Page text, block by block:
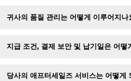
귀사의 품질 관리는 어떻게 이루어지나
지급 조건, 결제 보안 및 납기일은 어떻
당사의 애프터세일즈 서비스는 어떻게